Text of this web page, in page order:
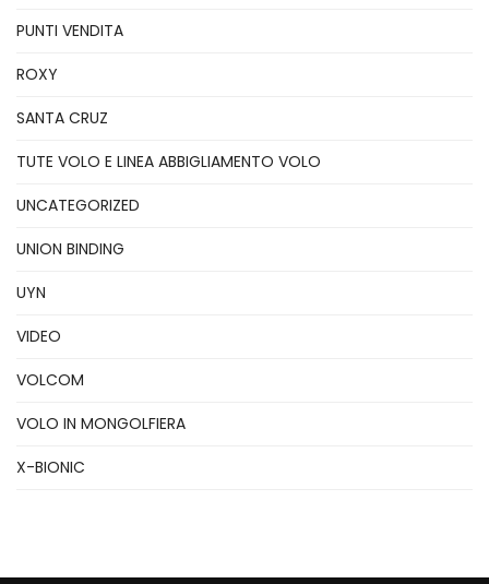
PUNTI VENDITA
ROXY
SANTA CRUZ
TUTE VOLO E LINEA ABBIGLIAMENTO VOLO
UNCATEGORIZED
UNION BINDING
UYN
VIDEO
VOLCOM
VOLO IN MONGOLFIERA
X-BIONIC